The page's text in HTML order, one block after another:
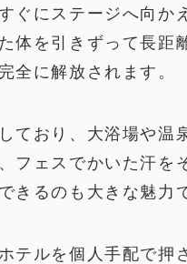
ぐにステージへ向か
体を引きずって長距
全に解放されます。
ており、大浴場や温
フェスでかいた汗を
きるのも大きな魅力
テルを個人手配で押